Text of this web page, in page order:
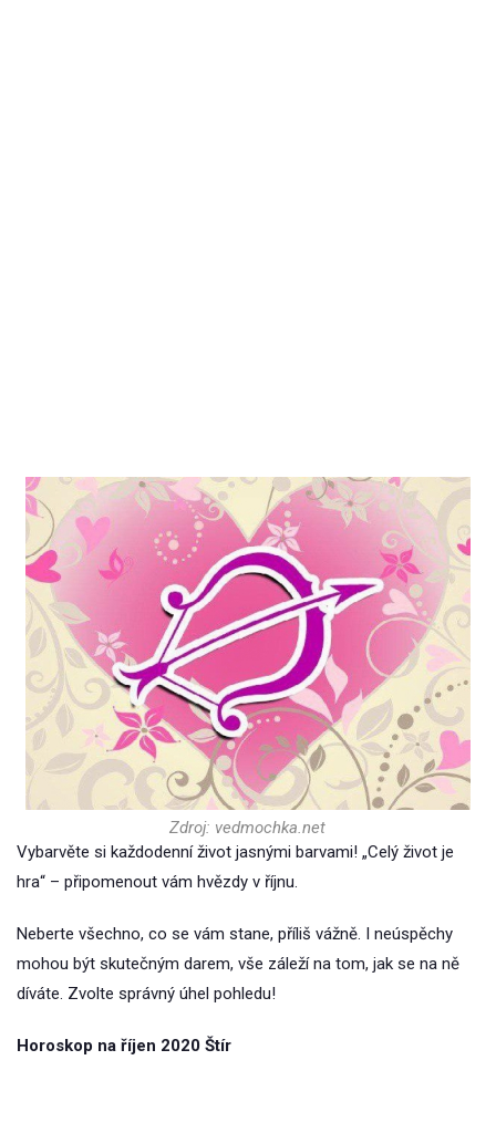
Zdroj: vedmochka.net
Vybarvěte si každodenní život jasnými barvami! „Celý život je
hra“ – připomenout vám hvězdy v říjnu.
Neberte všechno, co se vám stane, příliš vážně. I neúspěchy
mohou být skutečným darem, vše záleží na tom, jak se na ně
díváte. Zvolte správný úhel pohledu!
Horoskop na říjen 2020 Štír